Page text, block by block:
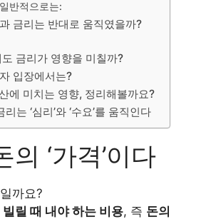
반적으로는:
금리는 반대로 움직였을까?
금리가 영향을 미칠까?
입장에서는?
에 미치는 영향, 정리해볼까요?
는 ‘심리’와 ‘수요’를 움직인다
의 ‘가격’이다
까요?
빌릴 때 내야 하는 비용, 즉 돈의